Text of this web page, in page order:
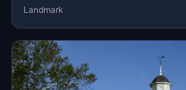
Landmark